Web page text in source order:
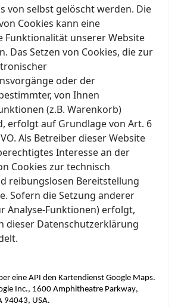
von selbst gelöscht werden. Die
Cookies kann eine
Funktionalität unserer Website
Das Setzen von Cookies, die zur
oder der
von Ihnen
(z.B. Warenkorb)
erfolgt auf Grundlage von Art. 6
Als Betreiber dieser Website
Interesse an der
Cookies zur technisch
reibungslosen Bereitstellung
Sofern die Setzung anderer
Analyse-Funktionen) erfolgt,
dieser Datenschutzerklärung
eine API den Kartendienst
Inc., 1600 Amphitheatre Parkway,
94043, USA.